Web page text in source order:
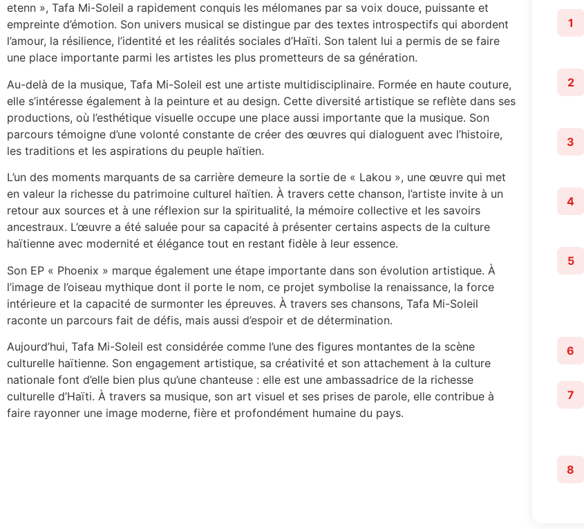
etenn », Tafa Mi-Soleil a rapidement conquis les mélomanes par sa voix douce, puissante et
empreinte d’émotion. Son univers musical se distingue par des textes introspectifs qui abordent
l’amour, la résilience, l’identité et les réalités sociales d’Haïti. Son talent lui a permis de se faire
une place importante parmi les artistes les plus prometteurs de sa génération.
Au-delà de la musique, Tafa Mi-Soleil est une artiste multidisciplinaire. Formée en haute couture,
elle s’intéresse également à la peinture et au design. Cette diversité artistique se reflète dans ses
productions, où l’esthétique visuelle occupe une place aussi importante que la musique. Son
parcours témoigne d’une volonté constante de créer des œuvres qui dialoguent avec l’histoire,
les traditions et les aspirations du peuple haïtien.
L’un des moments marquants de sa carrière demeure la sortie de « Lakou », une œuvre qui met
en valeur la richesse du patrimoine culturel haïtien. À travers cette chanson, l’artiste invite à un
retour aux sources et à une réflexion sur la spiritualité, la mémoire collective et les savoirs
ancestraux. L’œuvre a été saluée pour sa capacité à présenter certains aspects de la culture
haïtienne avec modernité et élégance tout en restant fidèle à leur essence.
Son EP « Phoenix » marque également une étape importante dans son évolution artistique. À
l’image de l’oiseau mythique dont il porte le nom, ce projet symbolise la renaissance, la force
intérieure et la capacité de surmonter les épreuves. À travers ses chansons, Tafa Mi-Soleil
raconte un parcours fait de défis, mais aussi d’espoir et de détermination.
Aujourd’hui, Tafa Mi-Soleil est considérée comme l’une des figures montantes de la scène
culturelle haïtienne. Son engagement artistique, sa créativité et son attachement à la culture
nationale font d’elle bien plus qu’une chanteuse : elle est une ambassadrice de la richesse
culturelle d’Haïti. À travers sa musique, son art visuel et ses prises de parole, elle contribue à
faire rayonner une image moderne, fière et profondément humaine du pays.
1
2
3
4
5
6
7
8